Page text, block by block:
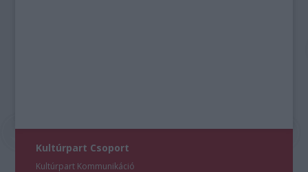
Kultúrpart Csoport
Kultúrpart Kommunikáció